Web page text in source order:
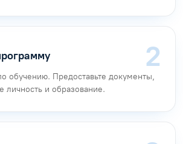
обучению. Предоставьте документы,
личность и образование.